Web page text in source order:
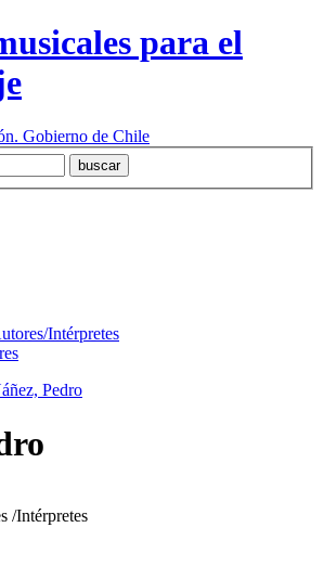
para el
Gobierno de Chile
Intérpretes
Pedro
/Intérpretes